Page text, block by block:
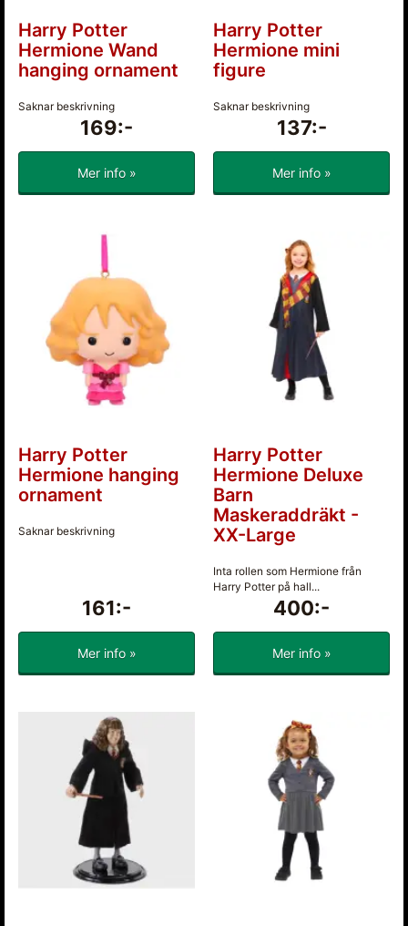
Harry Potter
Hermione Wand
hanging ornament
Saknar beskrivning
169:-
Mer info »
Harry Potter
Hermione mini
figure
Saknar beskrivning
137:-
Mer info »
Harry Potter
Hermione hanging
ornament
Saknar beskrivning
161:-
Mer info »
Harry Potter
Hermione Deluxe
Barn
Maskeraddräkt -
XX-Large
Inta rollen som Hermione från
Harry Potter på hall...
400:-
Mer info »